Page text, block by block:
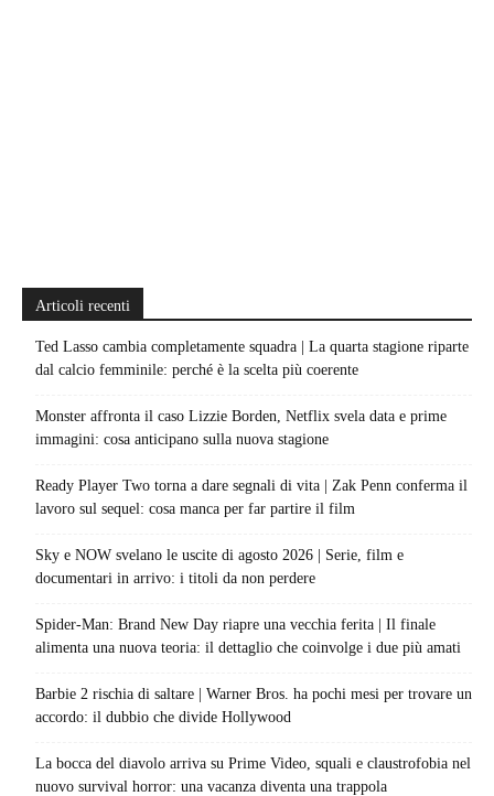
Articoli recenti
Ted Lasso cambia completamente squadra | La quarta stagione riparte
dal calcio femminile: perché è la scelta più coerente
Monster affronta il caso Lizzie Borden, Netflix svela data e prime
immagini: cosa anticipano sulla nuova stagione
Ready Player Two torna a dare segnali di vita | Zak Penn conferma il
lavoro sul sequel: cosa manca per far partire il film
Sky e NOW svelano le uscite di agosto 2026 | Serie, film e
documentari in arrivo: i titoli da non perdere
Spider-Man: Brand New Day riapre una vecchia ferita | Il finale
alimenta una nuova teoria: il dettaglio che coinvolge i due più amati
Barbie 2 rischia di saltare | Warner Bros. ha pochi mesi per trovare un
accordo: il dubbio che divide Hollywood
La bocca del diavolo arriva su Prime Video, squali e claustrofobia nel
nuovo survival horror: una vacanza diventa una trappola